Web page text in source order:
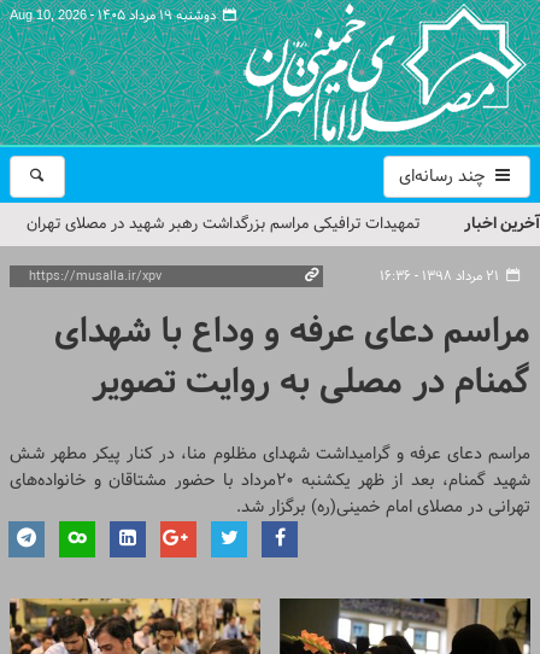
دوشنبه ۱۹ مرداد ۱۴۰۵ - Aug 10, 2026
چند رسانه‌ای
آخرین اخبار
تمهیدات ترافیکی مراسم بزرگداشت رهبر شهید در مصلای تهران
اعلام شد
حجت‌الاسلام حاج علی‌اکبری؛ خطیب این هفته نماز جمعه تهران
مراسم بزرگداشت امام مجاهد شهید در مصلای تهران از سوی رهبر
معظم انقلاب
گزارش تصویری| مراسم نماز بر پیکر امام شهید انقلاب اسلامی ایران
گزارش تصویری| مراسم بزرگداشت آقای شهید ایران
مراسم دعای عرفه و وداع با شهدای
گمنام در مصلی به روایت تصویر
مراسم دعای عرفه و گرامیداشت شهدای مظلوم منا، در کنار پیکر مطهر شش
شهید گمنام، بعد از ظهر یکشنبه ۲۰مرداد با حضور مشتاقان و خانواده‌های
تهرانی در مصلای امام خمینی(ره) برگزار شد.